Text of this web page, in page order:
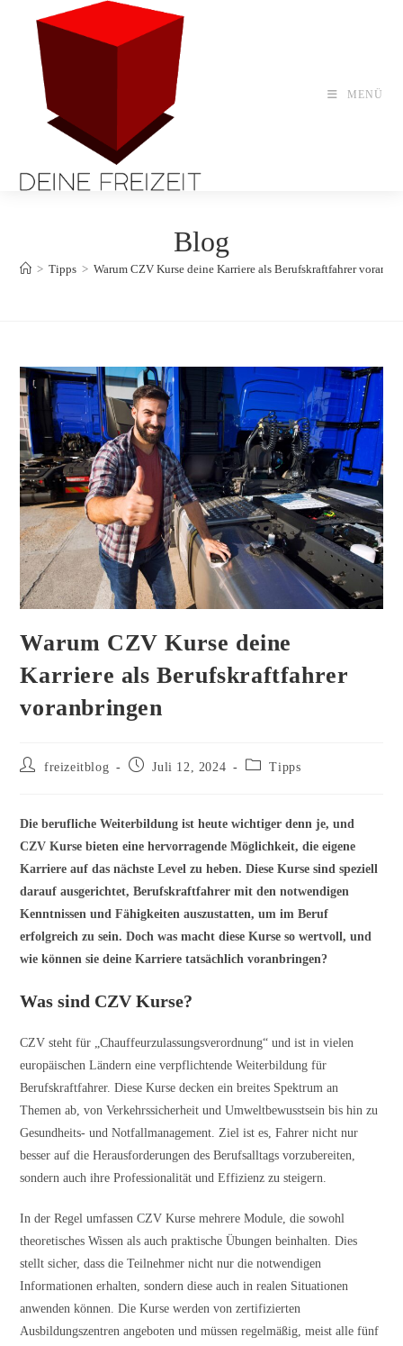
springen
MENÜ
Blog
> Tipps > Warum CZV Kurse deine Karriere als Berufskraftfahrer
Warum CZV Kurse deine
Karriere als Berufskraftfahrer
voranbringen
Beitrags-freizeitblog
BeitragJuli 12, 2024
Beitrags-
Tipps
Die berufliche Weiterbildung ist heute wichtiger denn je, und
CZV Kurse bieten eine hervorragende Möglichkeit, die eigene
Karriere auf das nächste Level zu heben. Diese Kurse sind speziell
darauf ausgerichtet, Berufskraftfahrer mit den notwendigen
Kenntnissen und Fähigkeiten auszustatten, um im Beruf
erfolgreich zu sein. Doch was macht diese Kurse so wertvoll, und
wie können sie deine Karriere tatsächlich voranbringen?
Was sind CZV Kurse?
CZV steht für „Chauffeurzulassungsverordnung“ und ist in vielen
europäischen Ländern eine verpflichtende Weiterbildung für
Berufskraftfahrer. Diese Kurse decken ein breites Spektrum an
Themen ab, von Verkehrssicherheit und Umweltbewusstsein bis hin zu
Gesundheits- und Notfallmanagement. Ziel ist es, Fahrer nicht nur
besser auf die Herausforderungen des Berufsalltags vorzubereiten,
sondern auch ihre Professionalität und Effizienz zu steigern.
In der Regel umfassen CZV Kurse mehrere Module, die sowohl
theoretisches Wissen als auch praktische Übungen beinhalten. Dies
stellt sicher, dass die Teilnehmer nicht nur die notwendigen
Informationen erhalten, sondern diese auch in realen Situationen
anwenden können. Die Kurse werden von zertifizierten
Ausbildungszentren angeboten und müssen regelmäßig, meist alle fünf